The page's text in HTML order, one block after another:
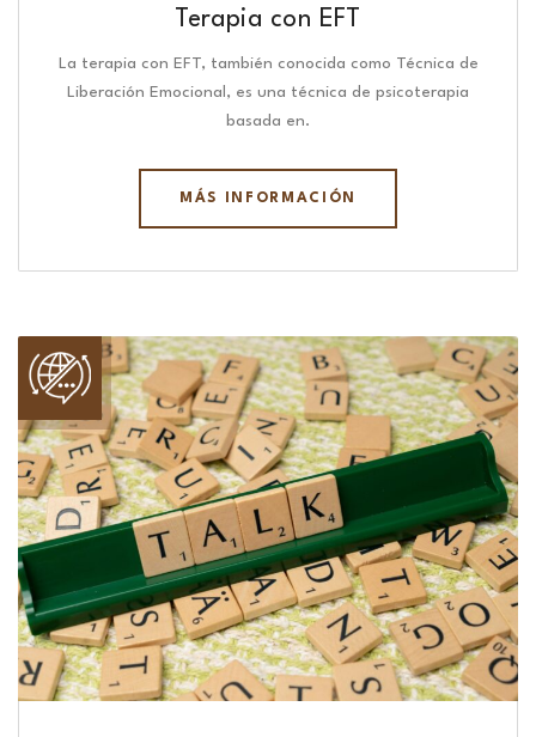
Terapia con EFT
La terapia con EFT, también conocida como Técnica de
Liberación Emocional, es una técnica de psicoterapia
basada en.
MÁS INFORMACIÓN